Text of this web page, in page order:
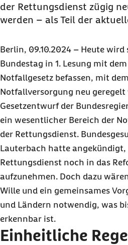
der Rettungsdienst zügig
werden – als Teil der
Berlin, 09.10.2024 – Heute wird
Bundestag in 1. Lesung mit
Notfallgesetz befassen, mit
Notfallversorgung neu geregelt
Gesetzentwurf der
ein wesentlicher Bereich der
der Rettungsdienst.
Lauterbach hatte angekündigt,
Rettungsdienst noch in das
aufzunehmen. Doch dazu
Wille und ein gemeinsames
und Ländern notwendig, was
erkennbar ist.
Einheitliche